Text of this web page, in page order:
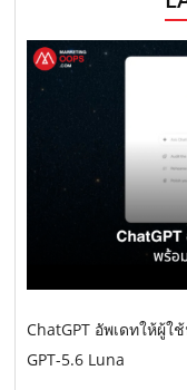
ChatGPT อัพเดทให้ผู้
GPT-5.6 Luna